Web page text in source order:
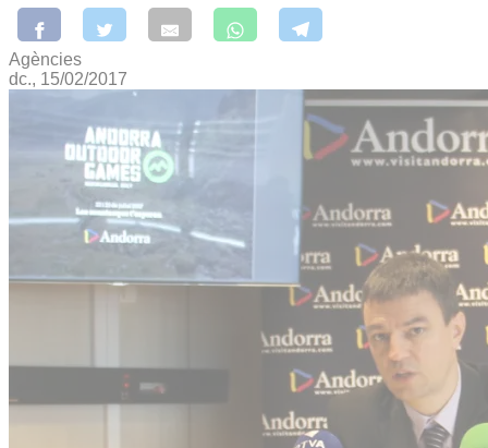
Agències
dc., 15/02/2017